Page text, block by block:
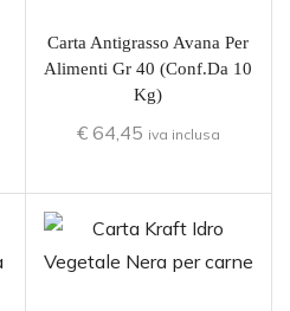
Carta Antigrasso Avana Per
Alimenti Gr 40 (conf.da 10
Kg)
€64,45 iva inclusa